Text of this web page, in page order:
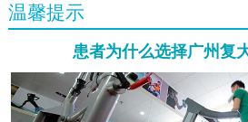
温馨提示
患者为什么选择广州复